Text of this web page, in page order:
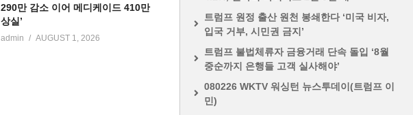
290만 감소 이어 메디케이드 410만
상실’
admin AUGUST 1, 2026
트럼프 원정 출산 원천 봉쇄한다 ‘미국 비자,
입국 거부, 시민권 금지’
트럼프 불법체류자 금융거래 단속 돌입 ‘8월
중순까지 은행들 고객 실사해야’
080226 WKTV 워싱턴 뉴스투데이(트럼프 이
민)